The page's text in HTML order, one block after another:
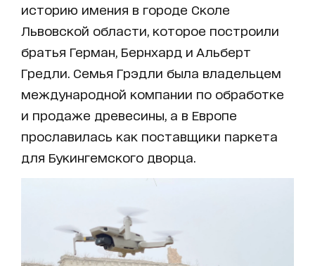
историю имения в городе Сколе
Львовской области, которое построили
братья Герман, Бернхард и Альберт
Гредли. Семья Грэдли была владельцем
международной компании по обработке
и продаже древесины, а в Европе
прославилась как поставщики паркета
для Букингемского дворца.